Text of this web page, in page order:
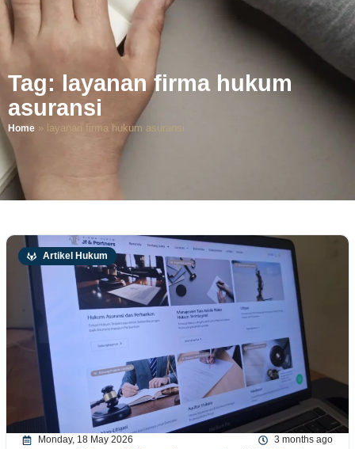
Tag: layanan firma hukum
asuransi
Home » layanan firma hukum asuransi
Artikel Hukum
Monday, 18 May 2026 3 months ago